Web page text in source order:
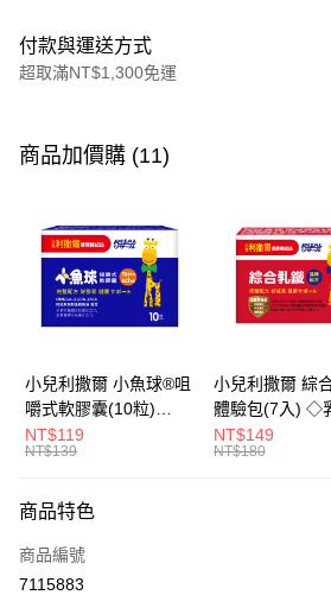
付款與運送方式
超取滿NT$1,300免運
信用卡一次付款
LINE Pay
Apple Pay
街口支付
悠遊付
Google Pay
全盈+PAY
大哥付你分期
【大哥付你分期使用說明】
1.本服務由台灣大哥大提供，台灣大哥大用戶可
AFTEE先享後付
商品加價購 (11)
小兒利撒爾 小魚球®咀
嚼式軟膠囊(10粒)
◇OMEGA-
3(EPA+DHA)+rTG型魚
NT$119
NT$139
小兒利撒爾 綜
體驗包(7入) ◇
白+藻精蛋白
油+專利大豆卵
NT$149
NT$180
商品特色
商品編號
7115883